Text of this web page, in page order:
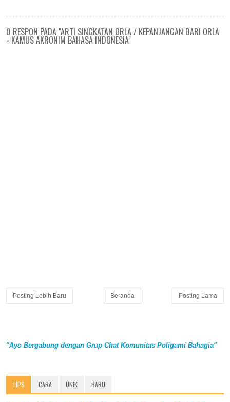
0 RESPON PADA "ARTI SINGKATAN ORLA / KEPANJANGAN DARI ORLA
- KAMUS AKRONIM BAHASA INDONESIA"
Posting Lebih Baru Posting Lama
Beranda
"Ayo Bergabung dengan Grup Chat Komunitas Poligami Bahagia"
TIPS CARA UNIK BARU